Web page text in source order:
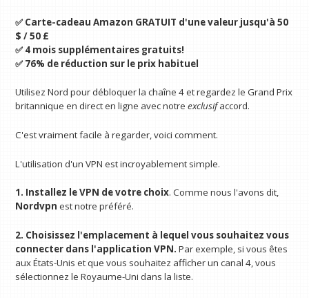
✅ Carte-cadeau Amazon GRATUIT d'une valeur jusqu'à 50
$ / 50 £
✅ 4 mois supplémentaires gratuits!
✅ 76% de réduction sur le prix habituel
Utilisez Nord pour débloquer la chaîne 4 et regardez le Grand Prix
britannique en direct en ligne avec notreexclusifaccord.
C'est vraiment facile à regarder, voici comment.
L'utilisation d'un VPN est incroyablement simple.
1. Installez le VPN de votre choix. Comme nous l'avons dit,
Nordvpn est notre préféré.
2. Choisissez l'emplacement à lequel vous souhaitez vous
connecter dans l'application VPN.Par exemple, si vous êtes
aux États-Unis et que vous souhaitez afficher un canal 4, vous
sélectionnez le Royaume-Uni dans la liste.